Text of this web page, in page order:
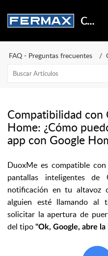
Centro de Soporte
FAQ - Preguntas frecuentes
Compatibilidad con
Home: ¿Cómo
app con Google
DuoxMe es compatible
pantallas inteligentes de
notificación en tu altavoz
alguien esté llamando al
solicitar la apertura de
del tipo "Ok, Google, abre